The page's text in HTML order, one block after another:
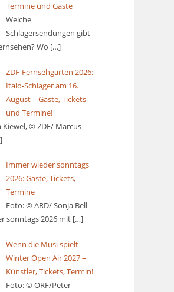
Termine und Gäste
Welche
Schlagersendungen gibt
Wo […]
ZDF-Fernsehgarten 2026:
Italo-Schlager am 16.
August – Gäste, Tickets
und Termine!
Kiewel, © ZDF/ Marcus
Immer wieder sonntags
2026: Gäste, Tickets,
Termine
Foto: © ARD/ Sonja Bell
sonntags 2026 mit […]
Wenn die Musi spielt
Winter Open Air 2027 –
Künstler, Tickets, Termin!
Foto: © ORF/Peter